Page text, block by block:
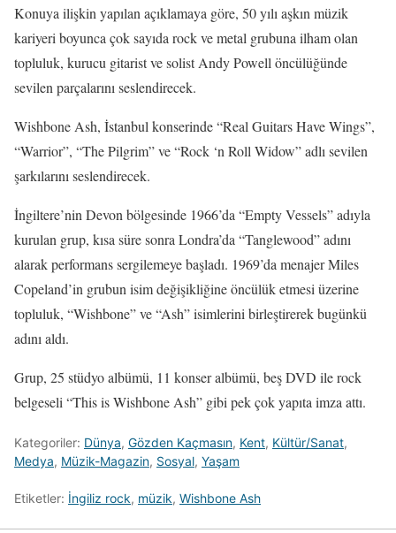
Konuya ilişkin yapılan açıklamaya göre, 50 yılı aşkın müzik
kariyeri boyunca çok sayıda rock ve metal grubuna ilham olan
topluluk, kurucu gitarist ve solist Andy Powell öncülüğünde
sevilen parçalarını seslendirecek.
Wishbone Ash, İstanbul konserinde “Real Guitars Have Wings”,
“Warrior”, “The Pilgrim” ve “Rock ‘n Roll Widow” adlı sevilen
şarkılarını seslendirecek.
İngiltere’nin Devon bölgesinde 1966’da “Empty Vessels” adıyla
kurulan grup, kısa süre sonra Londra’da “Tanglewood” adını
alarak performans sergilemeye başladı. 1969’da menajer Miles
Copeland’in grubun isim değişikliğine öncülük etmesi üzerine
topluluk, “Wishbone” ve “Ash” isimlerini birleştirerek bugünkü
adını aldı.
Grup, 25 stüdyo albümü, 11 konser albümü, beş DVD ile rock
belgeseli “This is Wishbone Ash” gibi pek çok yapıta imza attı.
Kategoriler: Dünya, Gözden Kaçmasın, Kent, Kültür/Sanat,
Medya, Müzik-Magazin, Sosyal, Yaşam
Etiketler: İngiliz rock, müzik, Wishbone Ash